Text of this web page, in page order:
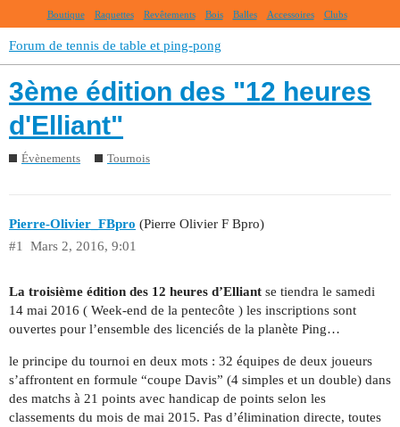
Boutique Raquettes Revêtements Bois Balles Accessoires Clubs
Forum de tennis de table et ping-pong
3ème édition des "12 heures
d'Elliant"
Évènements Tournois
Pierre-Olivier_FBpro (Pierre Olivier F Bpro)
Mars 2, 2016, 9:01
#1
La troisième édition des 12 heures d’Elliant se tiendra le samedi
14 mai 2016 ( Week-end de la pentecôte ) les inscriptions sont
ouvertes pour l’ensemble des licenciés de la planète Ping…
le principe du tournoi en deux mots : 32 équipes de deux joueurs
s’affrontent en formule “coupe Davis” (4 simples et un double) dans
des matchs à 21 points avec handicap de points selon les
classements du mois de mai 2015. Pas d’élimination directe, toutes